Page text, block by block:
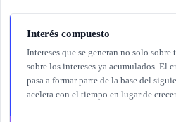
Interés compuesto
Intereses que se generan no solo
sobre los intereses ya acumulados. El
pasa a formar parte de la base del
acelera con el tiempo en lugar de